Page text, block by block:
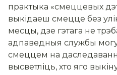
практыка «смеццевых
выкідаеш смецце без
месцы, дзе гэтага не
адпаведныя службы
смеццем на
высветліць, хто яго